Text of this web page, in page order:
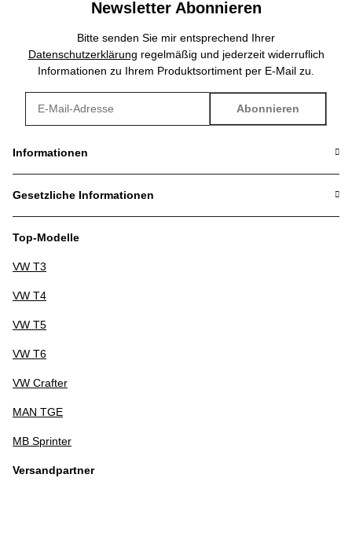
Newsletter Abonnieren
Bitte senden Sie mir entsprechend Ihrer
Datenschutzerklärung regelmäßig und jederzeit widerruflich
Informationen zu Ihrem Produktsortiment per E-Mail zu.
Abonnieren
Informationen
Gesetzliche Informationen
Top-Modelle
VW T3
VW T4
VW T5
VW T6
VW Crafter
MAN TGE
MB Sprinter
Versandpartner